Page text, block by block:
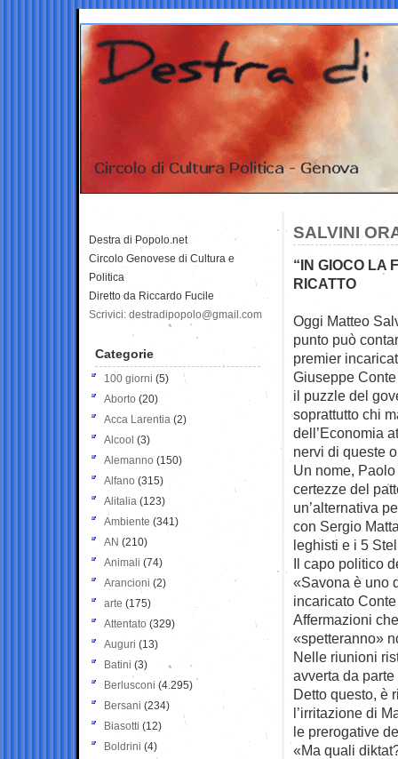
SALVINI
“IN GIOCO LA
RICATTO
Oggi Matteo
punto può
premier
Giuseppe
il puzzle del
soprattutto chi
dell’Economia
nervi di queste
Un nome,
certezze del
un’alternativa
con Sergio
leghisti e i 5
Il capo politico
«Savona è uno
incaricato
Affermazioni
«spetteranno»
Nelle riunioni
avverta da
Detto questo, è
l’irritazione di
le prerogative
«Ma quali
Destra di Popolo.net
Circolo Genovese di Cultura e
Politica
Diretto da Riccardo Fucile
Scrivici: destradipopolo@gmail.com
Categorie
100 giorni (5)
Aborto (20)
Acca Larentia (2)
Alcool (3)
Alemanno (150)
Alfano (315)
Alitalia (123)
Ambiente (341)
AN (210)
Animali (74)
Arancioni (2)
arte (175)
Attentato (329)
Auguri (13)
Batini (3)
Berlusconi (4.295)
Bersani (234)
Biasotti (12)
Boldrini (4)